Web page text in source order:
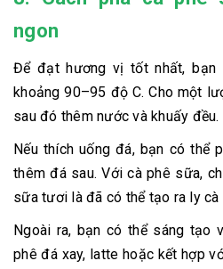
ngon
Để đạt hương vị tốt nhất, bạn
khoảng 90–95 độ C. Cho một
sau đó thêm nước và khuấy đều.
Nếu thích uống đá, bạn có thể
thêm đá sau. Với cà phê sữa,
sữa tươi là đã có thể tạo ra ly cà
Ngoài ra, bạn có thể sáng tạo
phê đá xay, latte hoặc kết hợp